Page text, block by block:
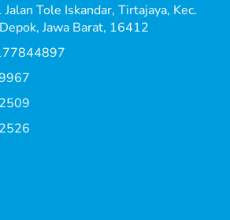
Jalan Tole Iskandar, Tirtajaya, Kec.
Jawa Barat, 16412